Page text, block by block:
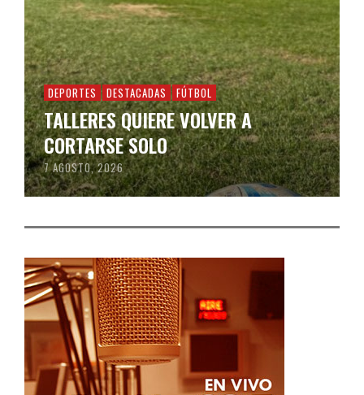
DEPORTES DESTACADAS FÚTBOL
TALLERES QUIERE VOLVER A
CORTARSE SOLO
7 AGOSTO, 2026